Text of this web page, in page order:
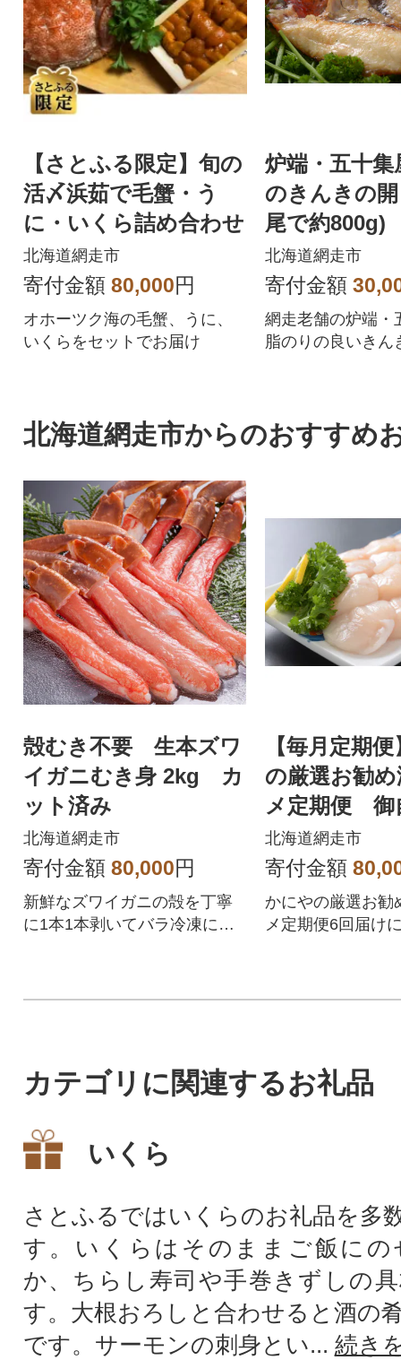
【さとふる限定】旬の
活〆浜茹で毛蟹・う
に・いくら詰め合わせ
北海道網走市
寄付金額 80,000円
オホーツク海の毛蟹、うに、
いくらをセットでお届け
炉端・五十集
のきんきの
尾で約800g)
北海道網走市
寄付金額
網走老舗の炉端・
脂のりの良いきん
北海道網走市からのおすすめ
殻むき不要 生本ズワ
イガニむき身 2kg カ
ット済み
北海道網走市
寄付金額 80,000円
新鮮なズワイガニの殻を丁寧
に1本1本剥いてバラ冷凍にし
【毎月定期
の厳選お勧
メ定期便 御
届け 全6回
北海道網走市
寄付金額
かにやの厳選お勧
メ定期便6回届け
カテゴリに関連するお礼品
いくら
さとふるではいくらのお礼品を多
す。いくらはそのままご飯にの
か、ちらし寿司や手巻きずしの
す。大根おろしと合わせると酒の
です。サーモンの刺身とい... 続き